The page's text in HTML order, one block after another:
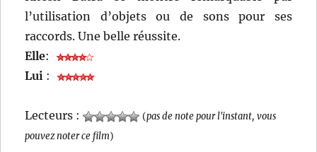
l’utilisation d’objets ou de sons pour ses
raccords. Une belle réussite.
Elle:
Lui :
Lecteurs : (pas de note pour l'instant, vous
pouvez noter ce film)